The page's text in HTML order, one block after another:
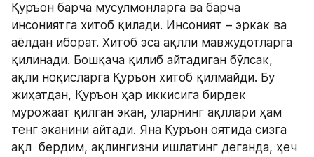
Қуръон барча мусулмонларга ва барча
инсониятга хитоб қилади. Инсоният – эркак ва
аёлдан иборат. Хитоб эса ақлли мавжудотларга
қилинади. Бошқача қилиб айтадиган бўлсак,
ақли ноқисларга Қуръон хитоб қилмайди. Бу
жиҳатдан, Қуръон ҳар иккисига бирдек
мурожаат қилган экан, уларнинг ақллари ҳам
тенг эканини айтади. Яна Қуръон оятида сизга
ақл  бердим, ақлингизни ишлатинг деганда, ҳеч